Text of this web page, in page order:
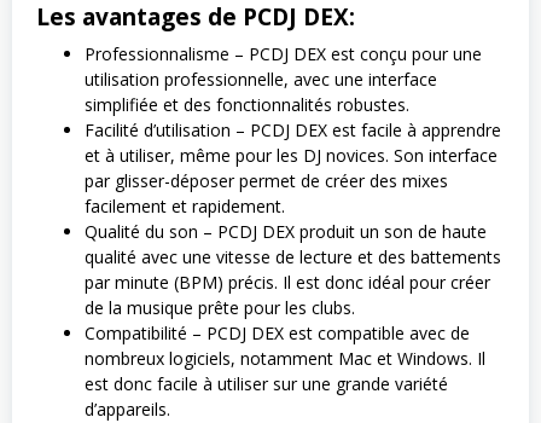
Les avantages de PCDJ DEX:
Professionnalisme – PCDJ DEX est conçu pour une
utilisation professionnelle, avec une interface
simplifiée et des fonctionnalités robustes.
Facilité d’utilisation – PCDJ DEX est facile à apprendre
et à utiliser, même pour les DJ novices. Son interface
par glisser-déposer permet de créer des mixes
facilement et rapidement.
Qualité du son – PCDJ DEX produit un son de haute
qualité avec une vitesse de lecture et des battements
par minute (BPM) précis. Il est donc idéal pour créer
de la musique prête pour les clubs.
Compatibilité – PCDJ DEX est compatible avec de
nombreux logiciels, notamment Mac et Windows. Il
est donc facile à utiliser sur une grande variété
d’appareils.